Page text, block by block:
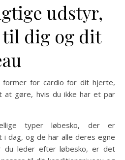
udstyr,
til dig og dit
for cardio for dit hjerte,
gøre, hvis du ikke har et par
typer løbesko, der er
dag, og de har alle deres egne
du leder efter løbesko, er det